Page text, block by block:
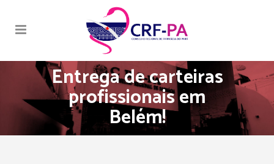
Entrega de carteiras
profissionais em
Belém!